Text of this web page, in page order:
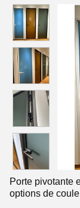
Porte pivotante
options de